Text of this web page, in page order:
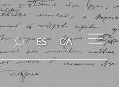
ES CA